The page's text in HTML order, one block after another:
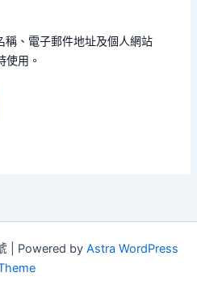
稱、電子郵件地址及個人網站
使用。
| Powered by Astra WordPress